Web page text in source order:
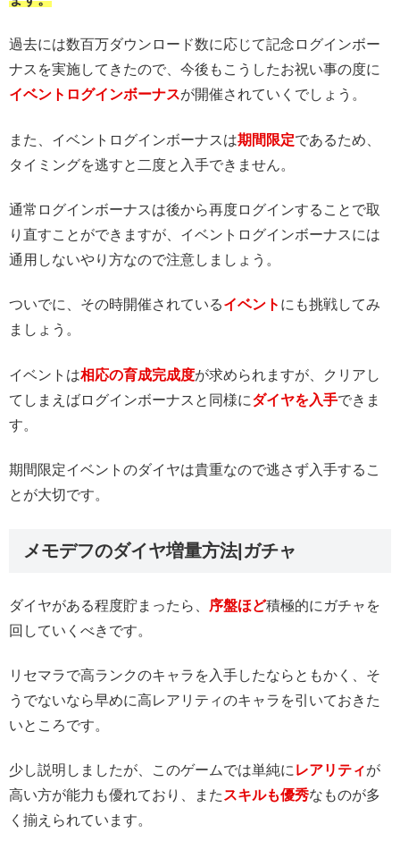
過去には数百万ダウンロード数に応じて記念ログインボー
ナスを実施してきたので、今後もこうしたお祝い事の度に
イベントログインボーナスが開催されていくでしょう。
また、イベントログインボーナスは期間限定であるため、
タイミングを逃すと二度と入手できません。
通常ログインボーナスは後から再度ログインすることで取
り直すことができますが、イベントログインボーナスには
通用しないやり方なので注意しましょう。
ついでに、その時開催されているイベント にも挑戦してみ
ましょう。
イベントは相応の育成完成度が求められますが、クリアし
てしまえばログインボーナスと同様にダイヤを入手できま
す。
期間限定イベントのダイヤは貴重なので逃さず入手するこ
とが大切です。
メモデフのダイヤ増量方法|ガチャ
ダイヤがある程度貯まったら、 序盤ほど積極的にガチャを
回していくべきです。
リセマラで高ランクのキャラを入手したならともかく、そ
うでないなら早めに高レアリティのキャラを引いておきた
いところです。
少し説明しましたが、このゲームでは単純にレアリティが
高い方が能力も優れており、またスキルも優秀なものが多
く揃えられています。